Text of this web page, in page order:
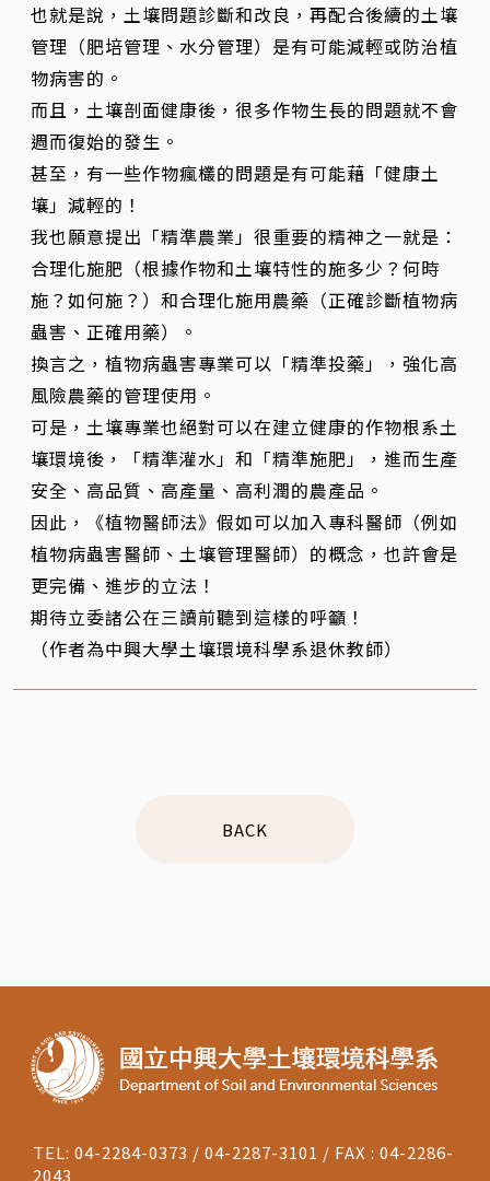
也就是說，土壤問題診斷和改良，再配合後續的土壤
管理（肥培管理、水分管理）是有可能減輕或防治植
物病害的。
而且，土壤剖面健康後，很多作物生長的問題就不會
週而復始的發生。
甚至，有一些作物瘋欉的問題是有可能藉「健康土
壤」減輕的！
我也願意提出「精準農業」很重要的精神之一就是：
合理化施肥（根據作物和土壤特性的施多少？何時
施？如何施？）和合理化施用農藥（正確診斷植物病
蟲害、正確用藥）。
換言之，植物病蟲害專業可以「精準投藥」，強化高
風險農藥的管理使用。
可是，土壤專業也絕對可以在建立健康的作物根系土
壤環境後，「精準灌水」和「精準施肥」，進而生產
安全、高品質、高產量、高利潤的農產品。
因此，《植物醫師法》假如可以加入專科醫師（例如
植物病蟲害醫師、土壤管理醫師）的概念，也許會是
更完備、進步的立法！
期待立委諸公在三讀前聽到這樣的呼籲！
（作者為中興大學土壤環境科學系退休教師）
BACK
TEL: 04-2284-0373 / 04-2287-3101 / FAX : 04-2286-
2043